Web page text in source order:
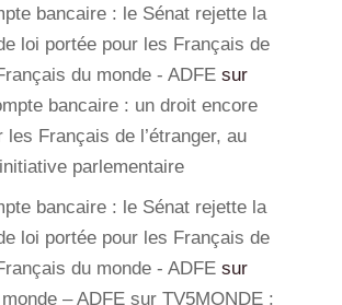
bancaire : le Sénat rejette la
loi portée pour les Français de
du monde - ADFEsur
bancaire : un droit encore
les Français de l’étranger, au
parlementaire
bancaire : le Sénat rejette la
loi portée pour les Français de
du monde - ADFEsur
– ADFE sur TV5MONDE :